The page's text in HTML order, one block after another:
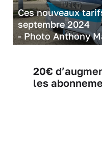
Ces nouveaux
septembre 2024
- Photo Anthony
20€
les